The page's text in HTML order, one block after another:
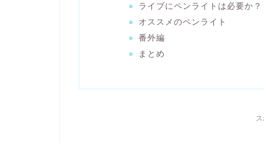
ライブにペンライトは必要か？
オススメのペンライト
番外編
まとめ